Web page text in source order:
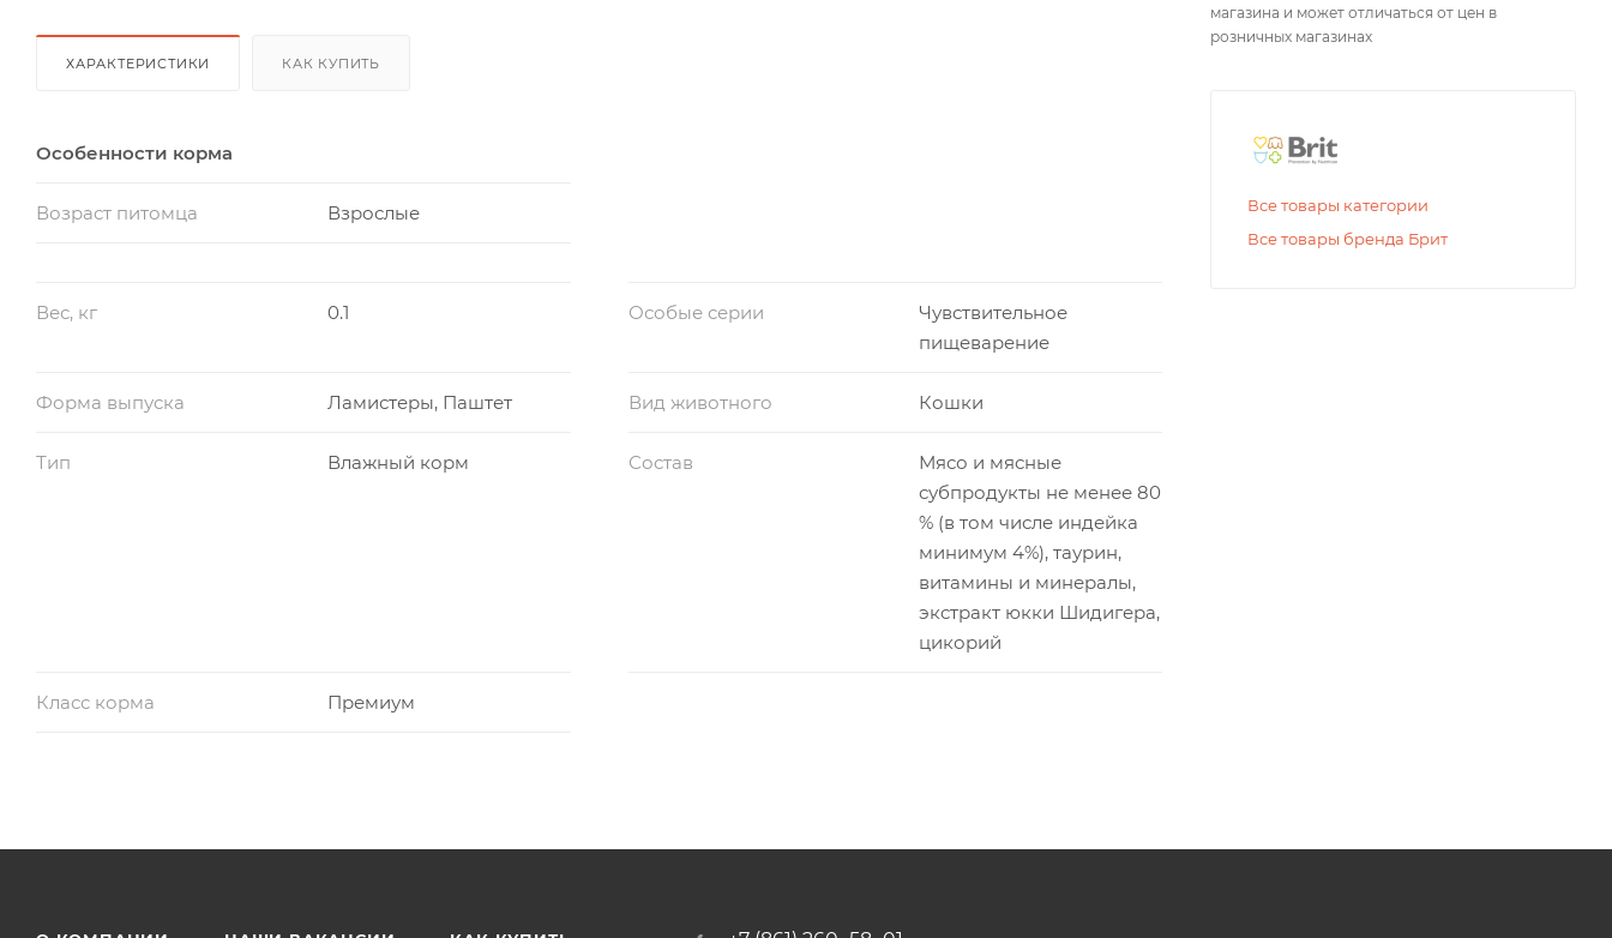
ХАРАКТЕРИСТИКИ КАК КУПИТЬ
Особенности корма
Возраст питомца Взрослые
Вес, кг 0.1 Особые серии
Чувствительное
пищеварение
Форма выпуска Ламистеры, Паштет Вид животного Кошки
Тип Влажный корм Состав
Мясо и мясные
субпродукты не менее 80
% (в том числе индейка
минимум 4%), таурин,
витамины и минералы,
экстракт юкки Шидигера,
цикорий
Класс корма Премиум
магазина и может отличаться от цен в
розничных магазинах
Все товары категории
Все товары бренда Брит